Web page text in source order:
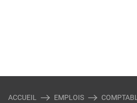
ACCUEIL EMPLOIS